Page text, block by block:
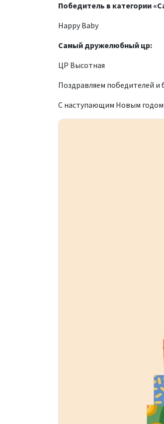
Победитель в категории
Happy Baby
Самый дружелюбный цр:
ЦР Высотная
Поздравляем победителей и
С наступающим Новым